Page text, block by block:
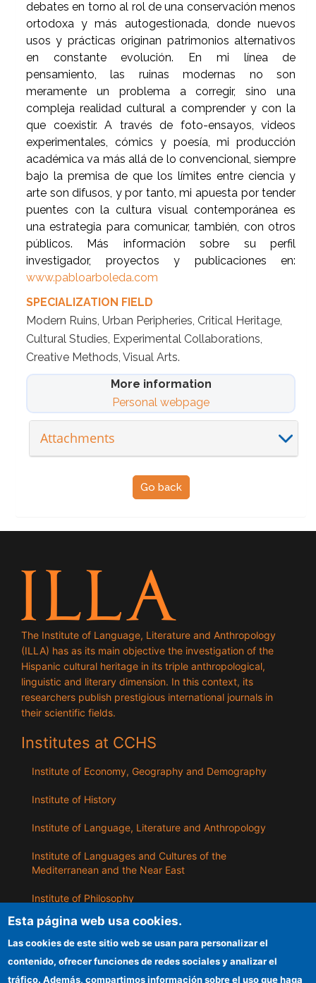
debates en torno al rol de una conservación menos
ortodoxa y más autogestionada, donde nuevos
usos y prácticas originan patrimonios alternativos
en constante evolución. En mi línea de
pensamiento, las ruinas modernas no son
meramente un problema a corregir, sino una
compleja realidad cultural a comprender y con la
que coexistir. A través de foto-ensayos, videos
experimentales, cómics y poesía, mi producción
académica va más allá de lo convencional, siempre
bajo la premisa de que los límites entre ciencia y
arte son difusos, y por tanto, mi apuesta por tender
puentes con la cultura visual contemporánea es
una estrategia para comunicar, también, con otros
públicos. Más información sobre su perfil
investigador, proyectos y publicaciones en:
www.pabloarboleda.com
SPECIALIZATION FIELD
Modern Ruins, Urban Peripheries, Critical Heritage,
Cultural Studies, Experimental Collaborations,
Creative Methods, Visual Arts.
More information
Personal webpage
Attachments
Go back
The Institute of Language, Literature and Anthropology
(ILLA) has as its main objective the investigation of the
Hispanic cultural heritage in its triple anthropological,
linguistic and literary dimension. In this context, its
researchers publish prestigious international journals in
their scientific fields.
Institutes at CCHS
Institute of Economy, Geography and Demography
Institute of History
Institute of Language, Literature and Anthropology
Institute of Languages ​​and Cultures of the
Mediterranean and the Near East
Institute of Philosophy
Institute of Public Policies and Goods
ILLA
Esta página web usa cookies.
Las cookies de este sitio web se usan para personalizar el
contenido, ofrecer funciones de redes sociales y analizar el
tráfico. Además, compartimos información sobre el uso que haga